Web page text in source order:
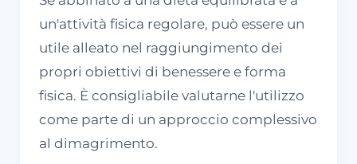
un'attività fisica regolare, può essere un
utile alleato nel raggiungimento dei
propri obiettivi di benessere e forma
fisica. È consigliabile valutarne l'utilizzo
come parte di un approccio complessivo
al dimagrimento.